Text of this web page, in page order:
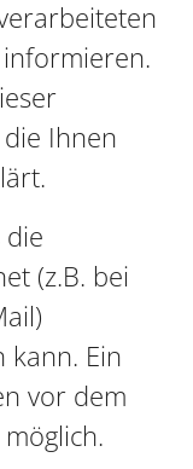
Ihnen
(z.B. bei
kann. Ein
vor dem